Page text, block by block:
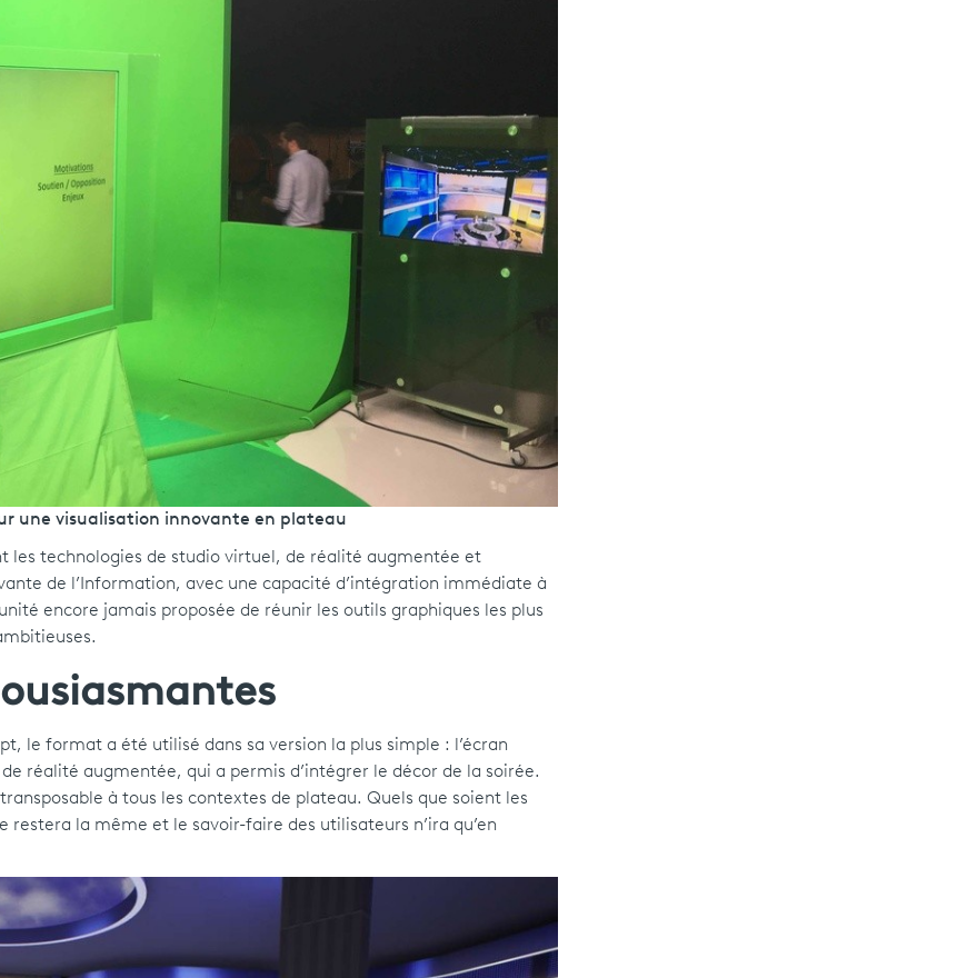
une visualisation innovante en plateau
les technologies de studio virtuel, de réalité augmentée et
de l’Information, avec une capacité d’intégration immédiate à
encore jamais proposée de réunir les outils graphiques les plus
le format a été utilisé dans sa version la plus simple : l’écran
réalité augmentée, qui a permis d’intégrer le décor de la soirée.
à tous les contextes de plateau. Quels que soient les
la même et le savoir-faire des utilisateurs n’ira qu’en